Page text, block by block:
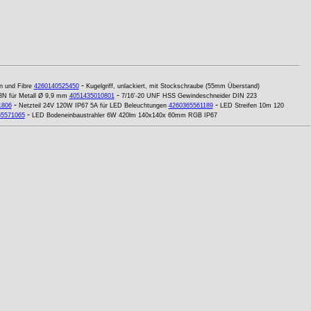
und Fibre 4260140525450- Kugelgriff, unlackiert, mit Stockschraube (55mm Überstand)
für Metall Ø 9,9 mm 4051435010801- 7/16'-20 UNF HSS Gewindeschneider DIN 223
- Netzteil 24V 120W IP67 5A für LED Beleuchtungen 4260365561189- LED Streifen 10m 120
- LED Bodeneinbaustrahler 6W 420lm 140x140x 60mm RGB IP67